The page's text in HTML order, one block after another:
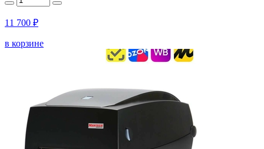
11 700 ₽
в корзине